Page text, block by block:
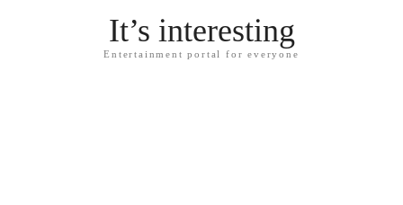
It’s interesting
Entertainment portal for everyone